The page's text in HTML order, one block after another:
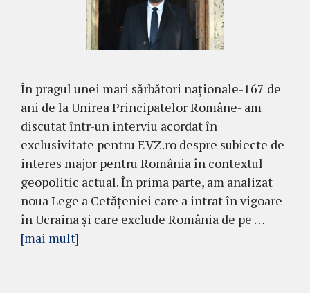
În pragul unei mari sărbători naționale-167 de
ani de la Unirea Principatelor Române- am
discutat într-un interviu acordat în
exclusivitate pentru EVZ.ro despre subiecte de
interes major pentru România în contextul
geopolitic actual. În prima parte, am analizat
noua Lege a Cetățeniei care a intrat în vigoare
în Ucraina și care exclude România de pe …
[mai mult]